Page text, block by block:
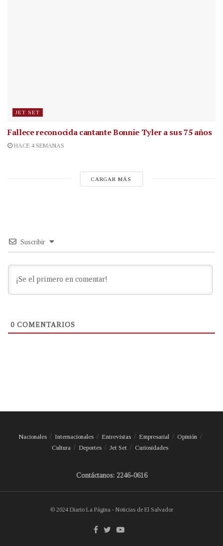
JET SET
Fallece reconocida cantanteBonnie Tyler a sus 75 años
HACE 4 SEMANAS
CARGAR MÁS
Suscribir
0 COMENTARIOS
Nacionales Internacionales Entrevistas Empresarial
Opinión
Cultura
Deportes Jet Set Curiosidades
Contáctanos: 2246-0616
© 2024 Diario La Página - Noticias de El Salvador